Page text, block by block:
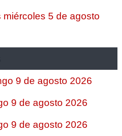
5 de agosto
9 de agosto 2026
9 de agosto 2026
9 de agosto 2026